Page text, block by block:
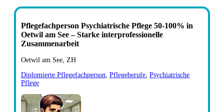
Pflegefachperson Psychiatrische Pflege 50-100% in
Oetwil am See – Starke interprofessionelle
Zusammenarbeit
Oetwil am See, ZH
Diplomierte Pflegefachperson Pflegeberufe Psychiatrische
Pflege